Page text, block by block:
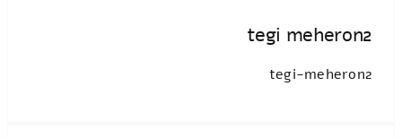
tegi meheron2
tegi-meheron2